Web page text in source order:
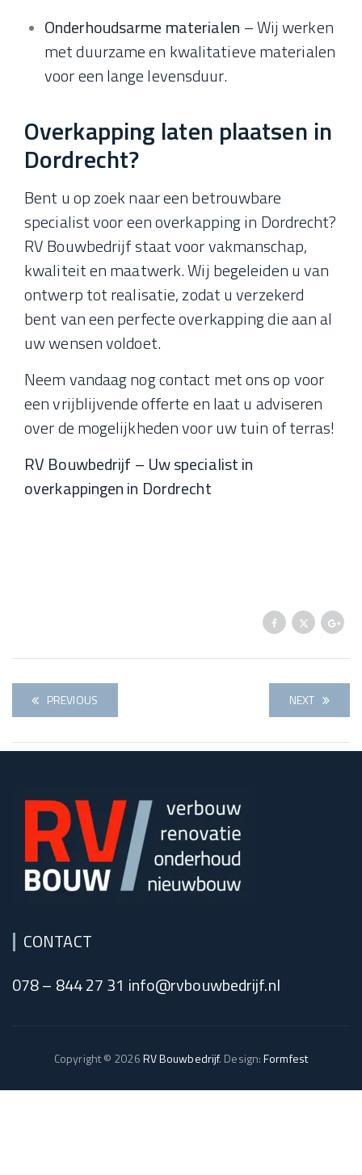
Onderhoudsarme materialen – Wij werken
met duurzame en kwalitatieve materialen
voor een lange levensduur.
Overkapping laten plaatsen in
Dordrecht?
Bent u op zoek naar een betrouwbare
specialist voor een overkapping in Dordrecht?
RV Bouwbedrijf staat voor vakmanschap,
kwaliteit en maatwerk. Wij begeleiden u van
ontwerp tot realisatie, zodat u verzekerd
bent van een perfecte overkapping die aan al
uw wensen voldoet.
Neem vandaag nog contact met ons op voor
een vrijblijvende offerte en laat u adviseren
over de mogelijkheden voor uw tuin of terras!
RV Bouwbedrijf – Uw specialist in
overkappingen in Dordrecht
PREVIOUS NEXT
CONTACT
078 – 844 27 31 info@rvbouwbedrijf.nl
Copyright © 2026RV Bouwbedrijf. Design:Formfest